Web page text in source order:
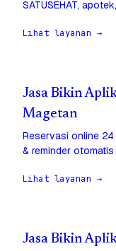
SATUSEHAT,
Lihat layanan →
Jasa Bikin
Magetan
Reservasi online 24
& reminder
Lihat layanan →
Jasa Bikin